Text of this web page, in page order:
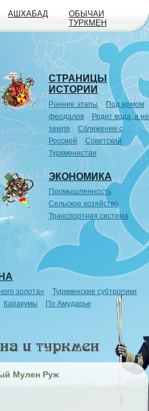
АШХАБАД
ОБЫЧАИ
ТУРКМЕН
СТРАНИЦЫ
ИСТОРИИ
Ранние этапы
Под ярмом
феодалов
Родит вода, а не
земля
Сближение с
Россией
Советский
Туркменистан
ЭКОНОМИКА
Промышленность
Сельское хозяйство
Транспортная система
золота»
Туркменские субтропики
Каракумы По Амударье
Мулен Руж